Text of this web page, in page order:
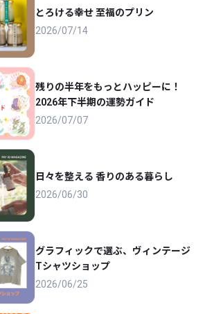
とろける幸せ 至福のプリン
2026/07/14
残りの半年をもっとハッピーに！
2026年下半期の運勢ガイド
2026/07/07
日々を整える 香りのある暮らし
2026/06/30
グラフィックで選ぶ、ヴィンテージ
Tシャツショップ
2026/06/25